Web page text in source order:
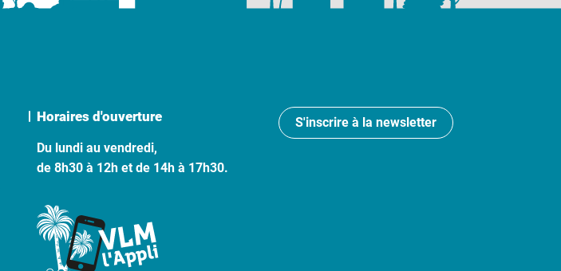
Horaires d'ouverture
Du lundi au vendredi,
de 8h30 à 12h et de 14h à 17h30.
S'inscrire à la newsletter